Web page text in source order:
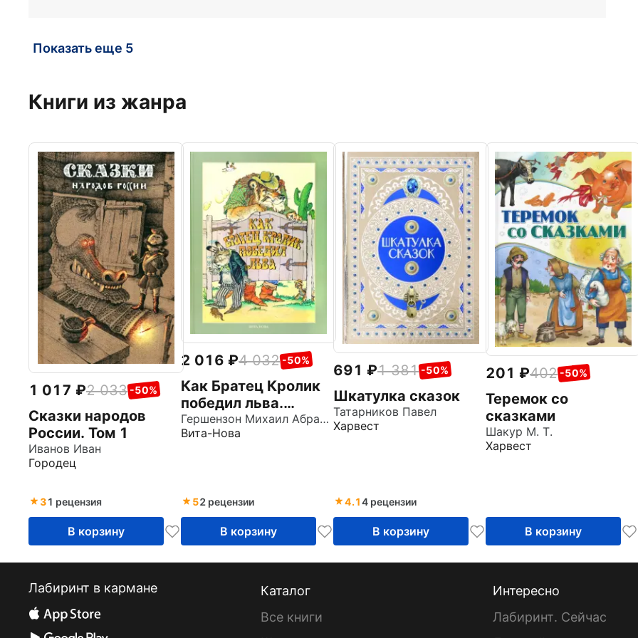
Показать еще 5
Книги из жанра
1 017 2 033 -50%
Сказки народов
России. Том 1
Иванов Иван
Городец
31 рецензия
В корзину
2 016 4 032 -50%
Как Братец Кролик
победил льва.
Сказки о животныхГершензон Михаил Абрамович
Вита-Нова
52 рецензии
В корзину
691 1 381 -50%
Шкатулка сказок
Татарников Павел
Харвест
4.14 рецензии
В корзину
201 402 -50%
Теремок со
сказками
Шакур М. Т.
Харвест
В корзину
Лабиринт в кармане
Каталог
Все книги
Интересно
Лабиринт. Сейчас